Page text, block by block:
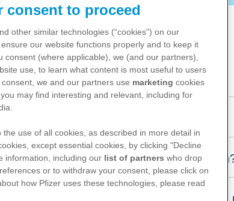
Nierenkrebs? Gibt es
consent to proceed
other similar technologies (“cookies”) on our
our website functions properly and to keep it
(where applicable), we (and our partners),
use, to learn what content is most useful to users
we and our partners use marketing cookies
may find interesting and relevant, including for
use of all cookies, as described in more detail in
except essential cookies, by clicking "Decline
information, including our list of partners who drop
or to withdraw your consent, please click on
how Pfizer uses these technologies, please read